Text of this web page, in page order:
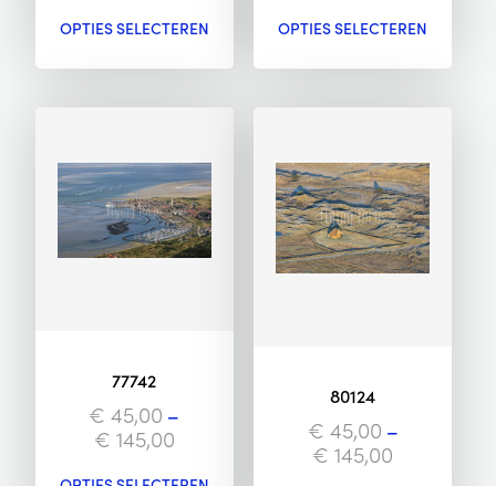
OPTIES SELECTEREN OPTIES SELECTEREN
77742
€ 45,00 –
€ 145,00
80124
€ 45,00 –
€ 145,00